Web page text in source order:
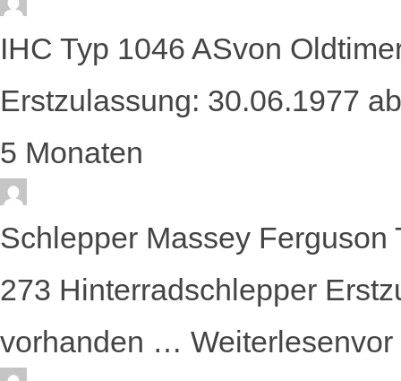
IHC Typ 1046 ASvon
Erstzulassung: 30.06.1977
5 Monaten
Schlepper Massey
273 Hinterradschlepper
vorhanden … Weiterlesenvor